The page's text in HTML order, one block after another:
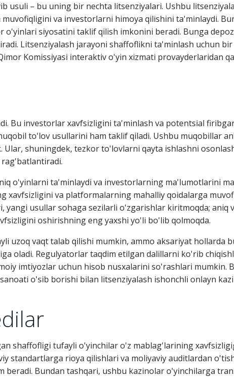
– bu uning bir nechta litsenziyalari. Ushbu
va investorlarni himoya qilishini ta'minlaydi.
o'yinlari siyosatini taklif qilish imkonini beradi. Bunga
Litsenziyalash jarayoni shaffoflikni ta'minlash uchun
Komissiyasi interaktiv o'yin xizmati provayderlaridan
Bu investorlar xavfsizligini ta'minlash va potentsial
to'lov usullarini ham taklif qiladi. Ushbu muqobillar
shuningdek, tezkor to'lovlarni qayta ishlashni
o'yinlarni ta'minlaydi va investorlarning ma'lumotlarini
xavfsizligini va platformalarning mahalliy qoidalarga
usullar sohaga sezilarli o'zgarishlar kiritmoqda; aniq
oshirishning eng yaxshi yo'li bo'lib qolmoqda.
uzoq vaqt talab qilishi mumkin, ammo aksariyat hollarda
oladi. Regulyatorlar taqdim etilgan dalillarni ko'rib
imtiyozlar uchun hisob nusxalarini so'rashlari mumkin.
o'sib borishi bilan litsenziyalash ishonchli onlayn
shaffofligi tufayli o'yinchilar o'z mablag'larining
standartlarga rioya qilishlari va moliyaviy auditlardan
Bundan tashqari, ushbu kazinolar o'yinchilarga